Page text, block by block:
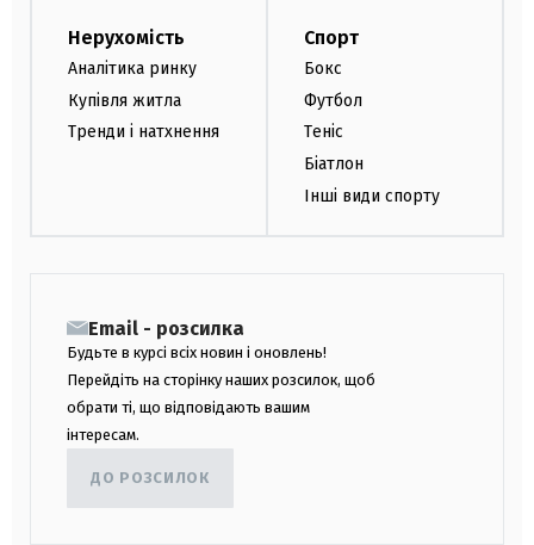
Нерухомість
Аналітика ринку
Купівля житла
Тренди і натхнення
Спорт
Бокс
Футбол
Теніс
Біатлон
Інші види спорту
Email - розсилка
Будьте в курсі всіх новин і оновлень!
Перейдіть на сторінку наших розсилок, щоб
обрати ті, що відповідають вашим
інтересам.
ДО РОЗСИЛОК